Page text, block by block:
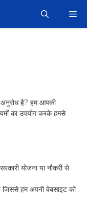
है? हम आपकी
का उपयोग करके हमसे
योजना या नौकरी से
हम अपनी वेबसाइट को